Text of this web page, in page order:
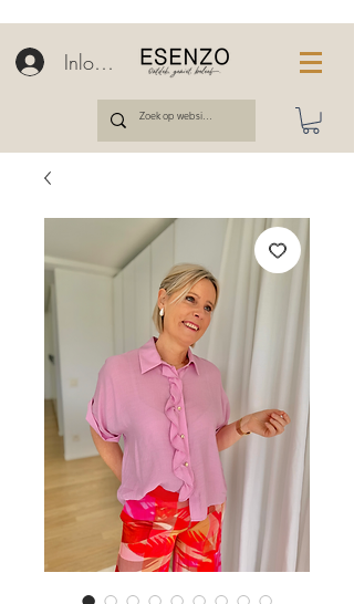
Inloggen